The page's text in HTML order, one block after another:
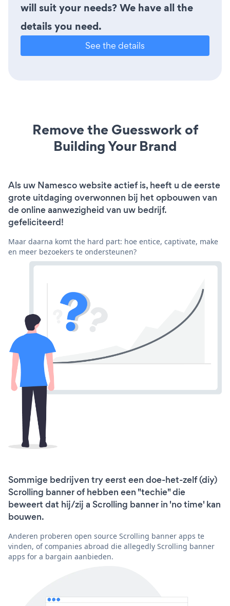
will suit your needs? We have all the
details you need.
See the details
Remove the Guesswork of
Building Your Brand
Als uw Namesco website actief is, heeft u de eerste
grote uitdaging overwonnen bij het opbouwen van
de online aanwezigheid van uw bedrijf.
gefeliciteerd!
Maar daarna komt the hard part: hoe entice, captivate, make
en meer bezoekers te ondersteunen?
Sommige bedrijven try eerst een doe-het-zelf (diy)
Scrolling banner of hebben een "techie" die
beweert dat hij/zij a Scrolling banner in 'no time' kan
bouwen.
Anderen proberen open source Scrolling banner apps te
vinden, of companies abroad die allegedly Scrolling banner
apps for a bargain aanbieden.